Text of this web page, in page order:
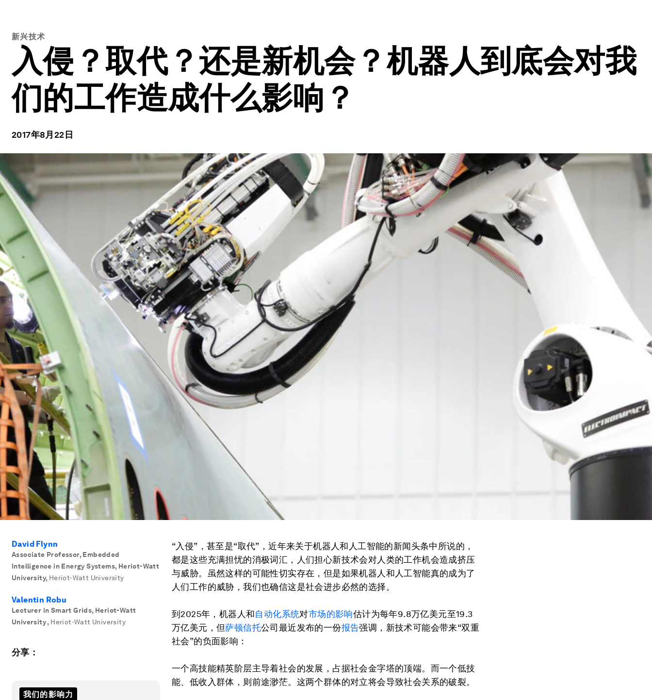
新兴技术
入侵？取代？还是新机会？机器人到底会对我
们的工作造成什么影响？
2017年8月22日
David Flynn
Associate Professor, Embedded
Intelligence in Energy Systems, Heriot-Watt
University, Heriot-Watt University
Valentin Robu
Lecturer in Smart Grids, Heriot-Watt
University, Heriot-Watt University
分享：
我们的影响力
“入侵”，甚至是“取代”，近年来关于机器人和人工智能的新闻头条中所说的，
都是这些充满担忧的消极词汇，人们担心新技术会对人类的工作机会造成挤压
与威胁。虽然这样的可能性切实存在，但是如果机器人和人工智能真的成为了
人们工作的威胁，我们也确信这是社会进步必然的选择。
到2025年，机器人和自动化系统对市场的影响估计为每年9.8万亿美元至19.3
万亿美元，但萨顿信托公司最近发布的一份报告强调，新技术可能会带来“双重
社会”的负面影响：
一个高技能精英阶层主导着社会的发展，占据社会金字塔的顶端。而一个低技
能、低收入群体，则前途渺茫。这两个群体的对立将会导致社会关系的破裂。